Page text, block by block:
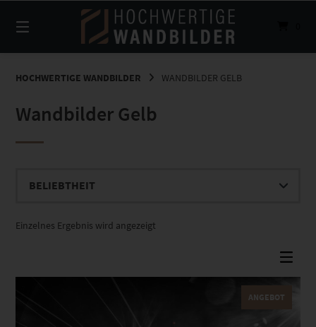
zum
Inhalt
HOCHWERTIGE WANDBILDER WANDBILDER GELB
Wandbilder Gelb
Einzelnes Ergebnis wird angezeigt
ANGEBOT